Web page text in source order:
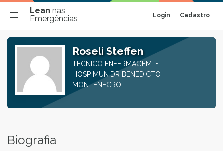
Lean nas
Emergências
Login Cadastro
Roseli Steffen
TECNICO ENFERMAGEM
HOSP MUN DR BENEDICTO
MONTENEGRO
Biografia